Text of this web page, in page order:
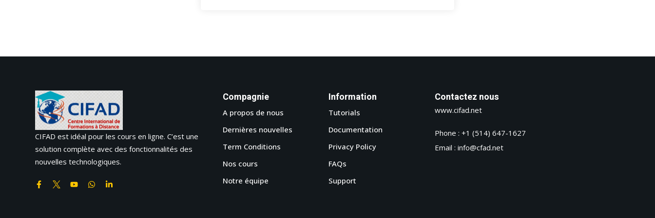
CIFAD est idéal pour les cours en ligne. C’est une
solution complète avec des fonctionnalités des
nouvelles technologiques.
Compagnie
A propos de nous
Dernières nouvelles
Term Conditions
Nos cours
Notre équipe
Information
Tutorials
Documentation
Privacy Policy
FAQs
Support
Contactez nous
www.cifad.net
Phone : +1 (514) 647-1627
Email : info@cfad.net